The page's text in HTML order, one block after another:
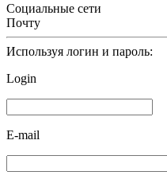
Социальные сети
Почту
Используя логин и пароль:
Login
E-mail